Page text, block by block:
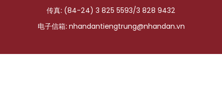
传真: (84-24) 3 825 5593/3 828 9432
电子信箱: nhandantiengtrung@nhandan.vn